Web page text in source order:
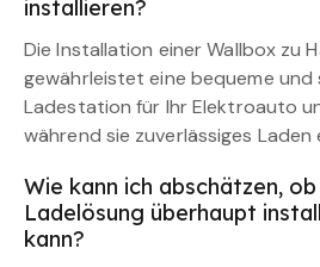
installieren?
Die Installation einer Wallbox zu
gewährleistet eine bequeme und
Ladestation für Ihr Elektroauto
während sie zuverlässiges Laden
Wie kann ich abschätzen,
Ladelösung überhaupt
kann?